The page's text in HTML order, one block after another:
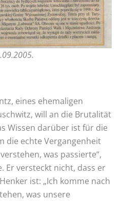
eines ehemaligen
will an die Brutalität
Wissen darüber ist für die
die echte Vergangenheit
was passierte“,
Er versteckt nicht, dass er
ist: „Ich komme nach
was unsere